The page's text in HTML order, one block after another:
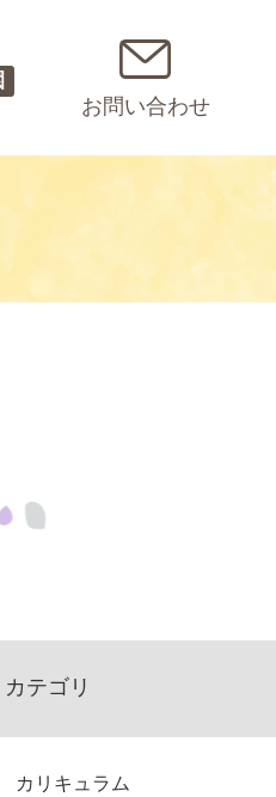
お問い合わせ
カテゴリ
カリキュラム